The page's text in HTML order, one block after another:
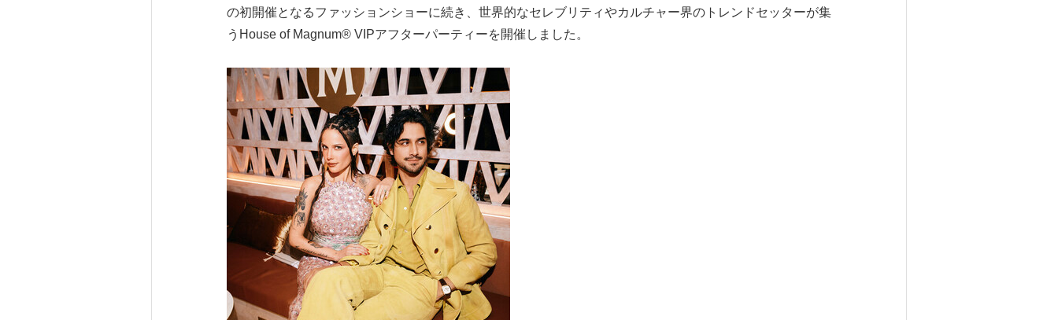
の初開催となるファッションショーに続き、世界的なセレブリティやカルチャー界のトレンドセッターが集
うHouse of Magnum® VIPアフターパーティーを開催しました。